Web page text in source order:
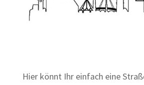
Hier könnt Ihr einfach eine